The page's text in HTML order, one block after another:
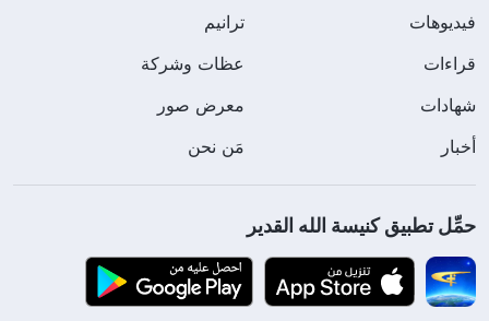
فيديوهات
ترانيم
قراءات
عظات وشركة
شهادات
معرض صور
أخبار
مَن نحن
حمِّل تطبيق كنيسة الله القدير